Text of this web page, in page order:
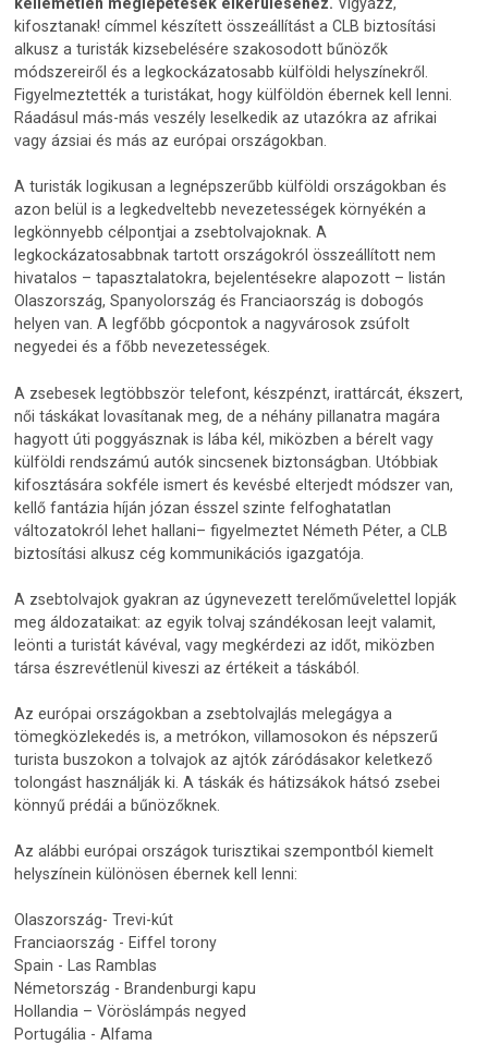
kifosztanak! címmel készített összeállítást a CLB biztosítási
alkusz a turisták kizsebelésére szakosodott bűnözők
módszereiről és a legkockázatosabb külföldi helyszínekről.
Figyelmeztették a turistákat, hogy külföldön ébernek kell lenni.
Ráadásul más-más veszély leselkedik az utazókra az afrikai
vagy ázsiai és más az európai országokban.
A turisták logikusan a legnépszerűbb külföldi országokban és
azon belül is a legkedveltebb nevezetességek környékén a
legkönnyebb célpontjai a zsebtolvajoknak. A
legkockázatosabbnak tartott országokról összeállított nem
hivatalos – tapasztalatokra, bejelentésekre alapozott – listán
Olaszország, Spanyolország és Franciaország is dobogós
helyen van. A legfőbb gócpontok a nagyvárosok zsúfolt
negyedei és a főbb nevezetességek.
A zsebesek legtöbbször telefont, készpénzt, irattárcát, ékszert,
női táskákat lovasítanak meg, de a néhány pillanatra magára
hagyott úti poggyásznak is lába kél, miközben a bérelt vagy
külföldi rendszámú autók sincsenek biztonságban. Utóbbiak
kifosztására sokféle ismert és kevésbé elterjedt módszer van,
kellő fantázia híján józan ésszel szinte felfoghatatlan
változatokról lehet hallani– figyelmeztet Németh Péter, a CLB
biztosítási alkusz cég kommunikációs igazgatója.
A zsebtolvajok gyakran az úgynevezett terelőművelettel lopják
meg áldozataikat: az egyik tolvaj szándékosan leejt valamit,
leönti a turistát kávéval, vagy megkérdezi az időt, miközben
társa észrevétlenül kiveszi az értékeit a táskából.
Az európai országokban a zsebtolvajlás melegágya a
tömegközlekedés is, a metrókon, villamosokon és népszerű
turista buszokon a tolvajok az ajtók záródásakor keletkező
tolongást használják ki. A táskák és hátizsákok hátsó zsebei
könnyű prédái a bűnözőknek.
Az alábbi európai országok turisztikai szempontból kiemelt
helyszínein különösen ébernek kell lenni:
Olaszország- Trevi-kút
Franciaország - Eiffel torony
Spain - Las Ramblas
Németország - Brandenburgi kapu
Hollandia – Vöröslámpás negyed
Portugália - Alfama